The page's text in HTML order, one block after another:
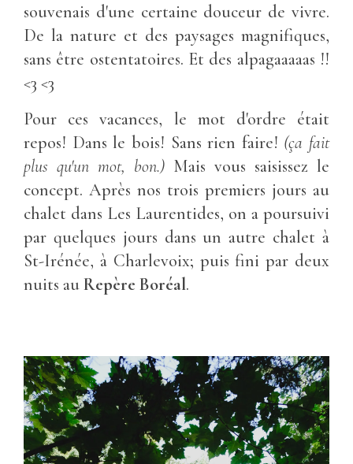
souvenais d'une certaine douceur de vivre.
De la nature et des paysages magnifiques,
sans être ostentatoires. Et des alpagaaaaas !!
<3 <3
Pour ces vacances, le mot d'ordre était
repos! Dans le bois! Sans rien faire! (ça fait
plus qu'un mot, bon.) Mais vous saisissez le
concept. Après nos trois premiers jours au
chalet dans Les Laurentides, on a poursuivi
par quelques jours dans un autre chalet à
St-Irénée, à Charlevoix; puis fini par deux
nuits auRepère Boréal.